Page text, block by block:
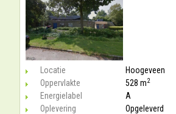
Locatie
Hoogeveen
Oppervlakte
528 m2
Energielabel
A
Oplevering
Opgeleverd